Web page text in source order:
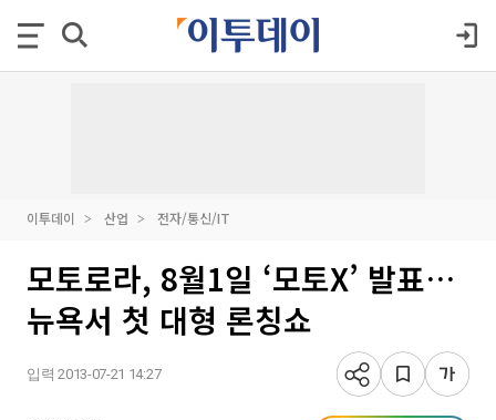
이투데이 산업 전자/통신/IT
모토로라, 8월1일 ‘모토X’ 발표…
뉴욕서 첫 대형 론칭쇼
입력 2013-07-21 14:27